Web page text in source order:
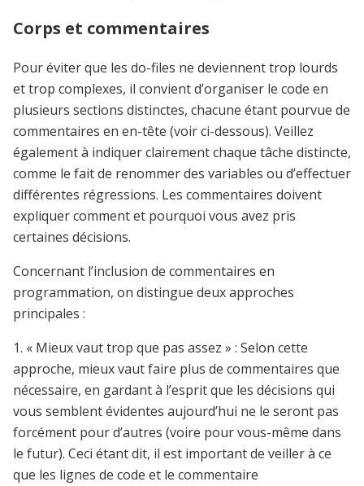
Corps et commentaires
Pour éviter que les do-files ne deviennent trop lourds
et trop complexes, il convient d’organiser le code en
plusieurs sections distinctes, chacune étant pourvue de
commentaires en en-tête (voir ci-dessous). Veillez
également à indiquer clairement chaque tâche distincte,
comme le fait de renommer des variables ou d’effectuer
différentes régressions. Les commentaires doivent
expliquer comment et pourquoi vous avez pris
certaines décisions.
Concernant l’inclusion de commentaires en
programmation, on distingue deux approches
principales :
1. « Mieux vaut trop que pas assez » : Selon cette
approche, mieux vaut faire plus de commentaires que
nécessaire, en gardant à l’esprit que les décisions qui
vous semblent évidentes aujourd’hui ne le seront pas
forcément pour d’autres (voire pour vous-même dans
le futur). Ceci étant dit, il est important de veiller à ce
que les lignes de code et le commentaire